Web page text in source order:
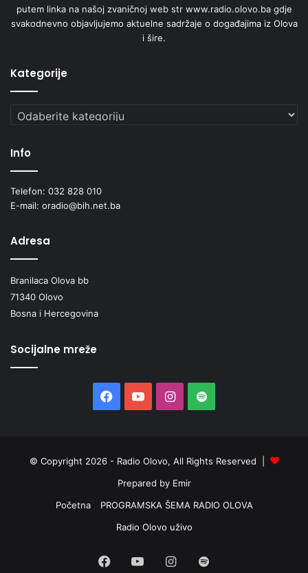
putem linka na našoj zvaničnoj web str www.radio.olovo.ba gdje
svakodnevno objavljujemo aktuelne sadržaje o događajima iz Olova
i šire.
Kategorije
Kategorije
Info
Telefon: 032 828 010
E-mail: oradio@bih.net.ba
Adresa
Branilaca Olova bb
71340 Olovo
Bosna i Hercegovina
Socijalne mreže
Facebook
YouTubeInstagram
Spotify
© Copyright 2026 - Radio Olovo, All Rights Reserved |
Prepared by Emir
Početna
PROGRAMSKA ŠEMA RADIO OLOVA
Radio Olovo uživo
Facebook
YouTubeInstagram
Spotify